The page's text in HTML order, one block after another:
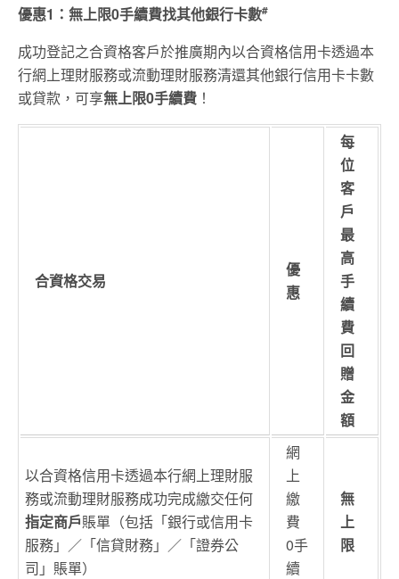
優惠1：無上限0手續費找其他銀行卡數#
成功登記之合資格客戶於推廣期內以合資格信用卡透過本
行網上理財服務或流動理財服務清還其他銀行信用卡卡數
或貸款，可享無上限0手續費 ！
合資格交易
優
惠
每
位
客
戶
最
高
手
續
費
回
贈
金
額
以合資格信用卡透過本行網上理財服
務或流動理財服務成功完成繳交任何
指定商戶賬單（包括「銀行或信用卡
服務」／「信貸財務」／「證券公
司」賬單）
網
上
繳
費
0手
續
無
上
限